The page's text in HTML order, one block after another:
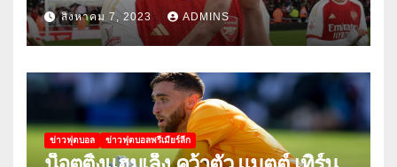
สิงหาคม 7, 2023 ADMINS
ข่าวฟุตบอล ข่าวฟุตบอลพรีเมียร์ลีก